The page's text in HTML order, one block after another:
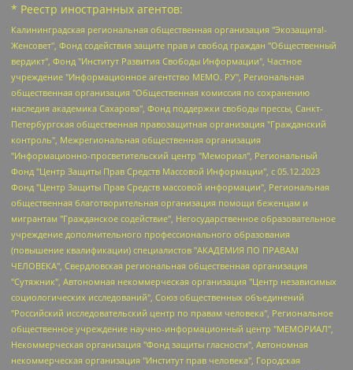
* Реестр иностранных агентов:
Калининградская региональная общественная организация "Экозащита!-Женсовет", Фонд содействия защите прав и свобод граждан "Общественный вердикт", Фонд "Институт Развития Свободы Информации", Частное учреждение "Информационное агентство МЕМО. РУ", Региональная общественная организация "Общественная комиссия по сохранению наследия академика Сахарова", Фонд поддержки свободы прессы, Санкт-Петербургская общественная правозащитная организация "Гражданский контроль", Межрегиональная общественная организация "Информационно-просветительский центр "Мемориал", Региональный Фонд "Центр Защиты Прав Средств Массовой Информации", с 05.12.2023 Фонд "Центр Защиты Прав Средств массовой информации", Региональная общественная благотворительная организация помощи беженцам и мигрантам "Гражданское содействие", Негосударственное образовательное учреждение дополнительного профессионального образования (повышение квалификации) специалистов "АКАДЕМИЯ ПО ПРАВАМ ЧЕЛОВЕКА", Свердловская региональная общественная организация "Сутяжник", Автономная некоммерческая организация "Центр независимых социологических исследований", Союз общественных объединений "Российский исследовательский центр по правам человека", Региональное общественное учреждение научно-информационный центр "МЕМОРИАЛ", Некоммерческая организация "Фонд защиты гласности", Автономная некоммерческая организация "Институт прав человека", Городская общественная организация "Екатеринбургское общество "МЕМОРИАЛ", Городская общественная организация "Рязанское историко-просветительское и правозащитное общество "Мемориал" (Рязанский Мемориал), Челябинский региональный орган общественной самодеятельности – женское общественное объединение "Женщины Евразии", Челябинский региональный орган общественной самодеятельности "Уральская правозащитная группа", Фонд содействия защите здоровья и социальной справедливости имени Андрея Рылькова, Автономная Некоммерческая Организация "Аналитический Центр Юрия Левады", Автономная некоммерческая организация социальной поддержки населения "Проект Апрель", Региональная общественная организация помощи женщинам и детям, находящимся в кризисной ситуации "Информационно-методический центр "Анна", Фонд содействия развитию массовых коммуникаций и правовому просвещению "Так-так-Так", Фонд содействия устойчивому развитию "Серебряная тайга", Свердловский региональный общественный фонд социальных проектов "Новое время", "Idel.Реалии", Кавказ.Реалии, Крым.Реалии, Телеканал Настоящее Время, Татаро-башкирская служба Радио Свобода (Azatliq Radiosi), Радио Свободная Европа/Радио Свобода (PCE/PC), "Сибирь.Реалии", "Фактограф", Благотворительный фонд помощи осужденным и их семьям, Автономная некоммерческая организация "Институт глобализации и социальных движений", Фонд "В защиту прав заключенных", Частное учреждение "Центр поддержки и содействия развитию средств массовой информации", Пензенский региональный общественный благотворительный фонд "Гражданский союз", "Север.Реалии", Некоммерческая организация Фонд "Правовая инициатива", Общество с ограниченной ответственностью "Радио Свободная Европа/Радио Свобода", Чешское информационное агентство "MEDIUM-ORIENT", Красноярская региональная общественная организация "Мы против СПИДа", Камалягин Денис Николаевич, Маркелов Сергей Евгеньевич, Пономарев Лев Александрович, Савицкая Людмила Алексеевна, Автономная некоммерческая организация "Центр по работе с проблемой насилия "НАСИЛИЮ.НЕТ", Межрегиональный профессиональный союз работников здравоохранения "Альянс врачей", Юридическое лицо, зарегистрированное в Латвийской Республике, SIA "Medusa Project" (регистрационный номер 40103797863, дата регистрации 10.06.2014), Некоммерческая организация "Фонд по борьбе с коррупцией", Автономная некоммерческая организация "Институт права и публичной политики", Баданин Роман Сергеевич, Гликин Максим Александрович, Железнова Мария Михайловна, Лукьянова Юлия Сергеевна, Маетная Елизавета Витальевна, Маняхин Петр Борисович, Чуракова Ольга Владимировна, Ярош Юлия Петровна, Юридическое лицо "The Insider SIA", зарегистрированное в Риге, Латвийская Республика (дата регистрации 26.06.2015), являющееся администратором доменного имени интернет-издания "The Insider SIA", https://theins.ru, Постернак Алексей Евгеньевич, Рубин Михаил Аркадьевич, Анин Роман Александрович, Юридическое лицо Istories fonds, зарегистрированное в Латвийской Республике (регистрационный номер 50008295751, дата регистрации 24.02.2020), Великовский Дмитрий Александрович, Долинина Ирина Николаевна, Мароховская Алеся Алексеевна, Шлейнов Роман Юрьевич, Шмагун Олеся Валентиновна, Общество с ограниченной ответственностью "Альтаир 2021", Общество с ограниченной ответственностью "Вега 2021", Общество с ограниченной ответственностью "Главный редактор 2021", Общество с ограниченной ответственностью "Ромашки монолит", Важенков Артем Валерьевич, Ивановская областная общественная организация "Центр гендерных исследований", Гурман Юрий Альбертович, Медиапроект "ОВД-Инфо", Егоров Владимир Владимирович, Жилинский Владимир Александрович, Общество с ограниченной ответственностью "ЗП", Иванова София Юрьевна, Карезина Инна Павловна, Кильтау Екатерина Викторовна, Петров Алексей Викторович, Пискунов Сергей Евгеньевич, Смирнов Сергей Сергеевич, Тихонов Михаил Сергеевич, Общество с ограниченной ответственностью "ЖУРНАЛИСТ-ИНОСТРАННЫЙ АГЕНТ", Арапова Галина Юрьевна, Вольтская Татьяна Анатольевна, Американская компания "Mason G.E.S. Anonymous Foundation" (США), являющаяся владельцем интернет-издания https://mnews.world/, Компания "Stichting Bellingcat", зарегистрированная в Нидерландах (дата регистрации 11.07.2018), Захаров Андрей Вячеславович, Клепиковская Екатерина Дмитриевна, Общество с ограниченной ответственностью "МЕМО", Перл Роман Александрович, Симонов Евгений Алексеевич, Соловьева Елена Анатольевна, Сотников Даниил Владимирович, Сурначева Елизавета Дмитриевна, Автономная некоммерческая организация по защите прав человека и информированию населения "Якутия – Наше Мнение", Общество с ограниченной ответственностью "Москоу диджитал медиа", с 26.01.2023 Общество с ограниченной ответственностью "Чайка Белые сады", Ветошкина Валерия Валерьевна, Заговора Максим Александрович, Межрегиональное общественное движение "Российская ЛГБТ - сеть", Оленичев Максим Владимирович, Павлов Иван Юрьевич, Скворцова Елена Сергеевна, Общество с ограниченной ответственностью "Как бы инагент", Кочетков Игорь Викторович, Общество с ограниченной ответственностью "Честные выборы", Еланчик Олег Александрович, Общество с ограниченной ответственностью "Нобелевский призыв", Гималова Регина Эмилевна, Григорьев Андрей Валерьевич, Григорьева Алина Александровна, Ассоциация по содействию защите прав призывников, альтернативнослужащих и военнослужащих "Правозащитная группа "Гражданин.Армия.Право", Хисамова Регина Фаритовна, Автономная некоммерческая организация по реализации социально-правовых программ "Лилит", Дальневосточное общественное движение "Маяк", Санкт-Петербургская ЛГБТ-инициативная группа "Выход", Инициативная группа ЛГБТ+ "Реверс", Алексеев Андрей Викторович, Бекбулатова Таисия Львовна, Беляев Иван Михайлович, Владыкина Елена Сергеевна, Гельман Марат Александрович, Никульшина Вероника Юрьевна, Толоконникова Надежда Андреевна, Шендерович Виктор Анатольевич, Общество с ограниченной ответственностью "Данное сообщение", Общество с ограниченной ответственностью Издательский дом "Новая глава", Айнбиндер Александра Александровна, Московский комьюнити-центр для ЛГБТ+инициатив, Благотворительный фонд развития филантропии, Deutsche Welle (Германия, Kurt-Schumacher-Strasse 3, 53113 Bonn), Борзунова Мария Михайловна, Воробьев Виктор Викторович, Голубева Анна Львовна, Константинова Алла Михайловна, Малкова Ирина Владимировна, Мурадов Мурад Абдулгалимович, Осетинская Елизавета Николаевна, Понасенков Евгений Николаевич, Ганапольский Матвей Юрьевич, Киселев Евгений Алексеевич, Борухович Ирина Григорьевна, Дремин Иван Тимофеевич, Дубровский Дмитрий Викторович, Красноярская региональная общественная организация поддержки и развития альтернативных образовательных технологий и межкультурных коммуникаций "ИНТЕРРА", Маяковская Екатерина Алексеевна, Фейгин Марк Захарович, Филимонов Андрей Викторович, Дзугкоева Регина Николаевна, Доброхотов Роман Александрович, Дудь Юрий Александрович, Елкин Сергей Владимирович, Кругликов Кирилл Игоревич, Сабунаева Мария Леонидовна, Семенов Алексей Владимирович, Шаинян Карен Багратович, Шульман Екатерина Михайловна, Асафьев Артур Валерьевич, Вахштайн Виктор Семенович, Венедиктов Алексей Алексеевич, Лушникова Екатерина Евгеньевна, Волков Леонид Михайлович, Невзоров Александр Глебович, Пархоменко Сергей Борисович, Сироткин Ярослав Николаевич, Кара-Мурза Владимир Владимирович, Баранова Наталья Владимировна, Гозман Леонид Яковлевич, Кагарлицкий Борис Юльевич, Климарев Михаил Валерьевич, Милов Владимир Станиславович, Автономная некоммерческая организация Краснодарский центр современного искусства "Типография", Моргенштерн Алишер Тагирович, Соболь Любовь Эдуардовна, Общество с ограниченной ответственностью "ЛИЗА НОРМ", Каспаров Гарри Кимович, Ходорковский Михаил Борисович, Общество с ограниченной ответственностью "Апрельские тезисы", Данилович Ирина Брониславовна, Кашин Олег Владимирович, Петров Николай Владимирович, Пивоваров Алексей Владимирович, Соколов Михаил Владимирович, Цветкова Юлия Владимировна, Чичваркин Евгений Александрович, Комитет против пыток/Команда против пыток, Общество с ограниченной ответственностью "Первый научный", Общество с ограниченной ответственностью "Вертолет и ко", Белоцерковская Вероника Борисовна, Кац Максим Евгеньевич, Лазарева Татьяна Юрьевна, Шаведдинов Руслан Табризович, Яшин Илья Валерьевич, Общество с ограниченной ответственностью "Иноагент ААВ", Алешковский Дмитрий Петрович, Альбац Евгения Марковна, Быков Дмитрий Львович, Галямина Юлия Евгеньевна, Лойко Сергей Леонидович, Мартынов Кирилл Константинович, Медведев Сергей Александрович, Крашенинников Федор Геннадиевич, Гордеева Катерина Вл